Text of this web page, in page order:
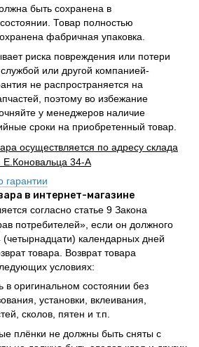
быть сохранена в
Товар полностью
фабричная упаковка.
риска повреждения или потери
или другой компанией-
не распространяется на
поэтому во избежание
у менеджеров наличие
сроки на приобретенный товар.
осуществляется по адресу склада
Е.Коновальца 34-А
в интернет-магазине
согласно статье 9 Закона
потребителей», если он должного
(четырнадцати) календарных дней
товара. Возврат товара
условиях:
в оригинальном состоянии без
установки, вклеивания,
сколов, пятен и т.п.
плёнки не должны быть сняты с